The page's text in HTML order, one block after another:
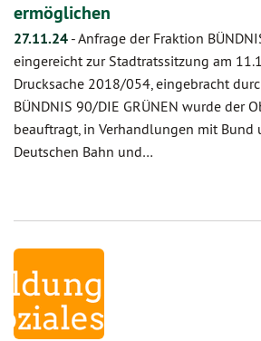
ermöglichen
27.11.24 -Anfrage der Fraktion
eingereicht zur Stadtratssitzung am
Drucksache 2018/054, eingebracht
BÜNDNIS 90/DIE GRÜNEN wurde der
beauftragt, in Verhandlungen mit Bund
Deutschen Bahn und…